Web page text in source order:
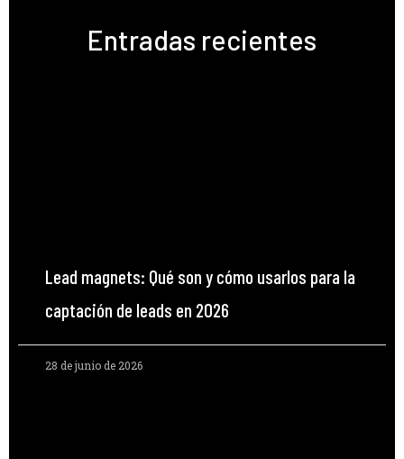
Entradas recientes
Lead magnets: Qué son y cómo usarlos para la
captación de leads en 2026
28 de junio de 2026